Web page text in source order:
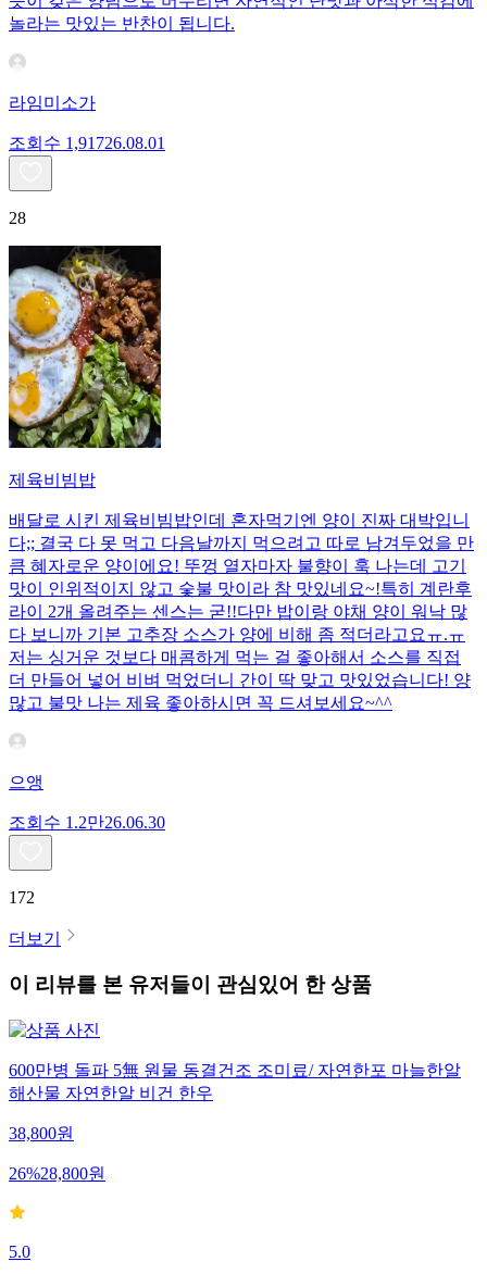
놀라는 맛있는 반찬이 됩니다.
라임미소가
조회수 1,91726.08.01
28
제육비빔밥
배달로 시킨 제육비빔밥인데 혼자먹기엔 양이 진짜 대박입니
다;; 결국 다 못 먹고 다음날까지 먹으려고 따로 남겨두었을 만
큼 혜자로운 양이에요! 뚜껑 열자마자 불향이 훅 나는데 고기
맛이 인위적이지 않고 숯불 맛이라 참 맛있네요~!특히 계란후
라이 2개 올려주는 센스는 굳!! ​다만 밥이랑 야채 양이 워낙 많
다 보니까 기본 고추장 소스가 양에 비해 좀 적더라고요ㅠ.ㅠ
저는 싱거운 것보다 매콤하게 먹는 걸 좋아해서 소스를 직접
더 만들어 넣어 비벼 먹었더니 간이 딱 맞고 맛있었습니다! 양
많고 불맛 나는 제육 좋아하시면 꼭 드셔보세요~^^
으앵
조회수 1.2만26.06.30
172
더보기
이 리뷰를 본 유저들이 관심있어 한 상품
600만병 돌파 5無 원물 동결건조 조미료/ 자연한포 마늘한알
해산물 자연한알 비건 한우
38,800원
26%28,800원
5.0